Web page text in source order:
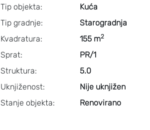
Tip objekta:
Tip gradnje:
Kvadratura:
Sprat:
Struktura:
Uknjiženost:
Stanje objekta:
Kuća
Starogradnja
155 m2
PR/1
5.0
Nije uknjižen
Renovirano